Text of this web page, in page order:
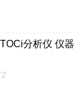
分析仪 仪器